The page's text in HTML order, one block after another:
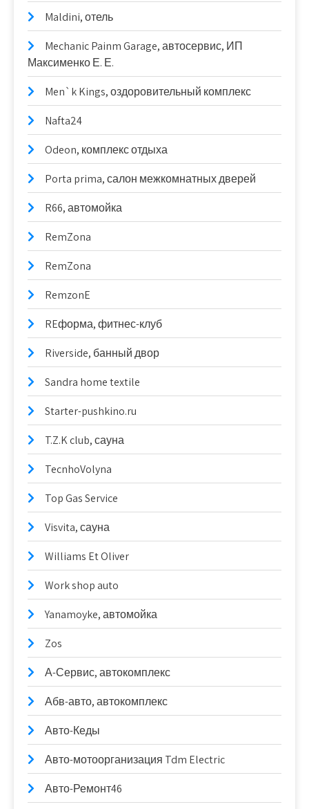
Maldini, отель
Mechanic Painm Garage, автосервис, ИП
Максименко Е. Е.
Men`k Kings, оздоровительный комплекс
Nafta24
Odeon, комплекс отдыха
Porta prima, салон межкомнатных дверей
R66, автомойка
RemZona
RemZona
RemzonE
REформа, фитнес-клуб
Riverside, банный двор
Sandra home textile
Starter-pushkino.ru
T.Z.K club, сауна
TecnhoVolyna
Top Gas Service
Visvita, сауна
Williams Et Oliver
Work shop auto
Yanamoyke, автомойка
Zos
А-Сервис, автокомплекс
Абв-авто, автокомплекс
Авто-Кеды
Авто-мотоорганизация Tdm Electric
Авто-Ремонт46